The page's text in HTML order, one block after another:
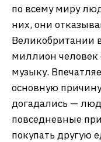
по всему миру
них, они
Великобритании
миллион человек
музыку.
основную
догадались —
повседневные
покупать другую